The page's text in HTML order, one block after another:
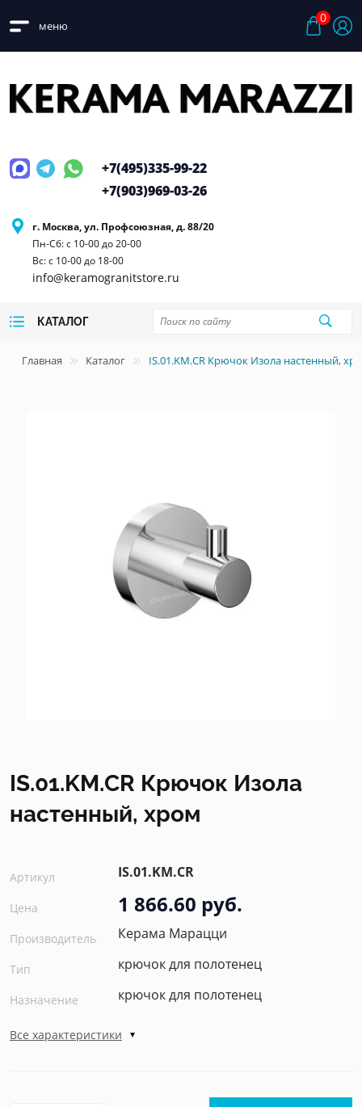
меню
0
г. Москва, ул. Профсоюзная, д. 88/20
Пн-Сб: с 10-00 до 20-00
Вс: с 10-00 до 18-00
info@keramogranitstore.ru
+7(495)335-99-22
+7(903)969-03-26
КАТАЛОГ
Главная Каталог IS.01.KM.CR Крючок Изола настенный,
IS.01.KM.CR Крючок Изола
настенный, хром
Артикул IS.01.KM.CR
Цена 1 866.60 руб.
Производитель Керама Марацци
Тип крючок для полотенец
Назначение крючок для полотенец
Все характеристики